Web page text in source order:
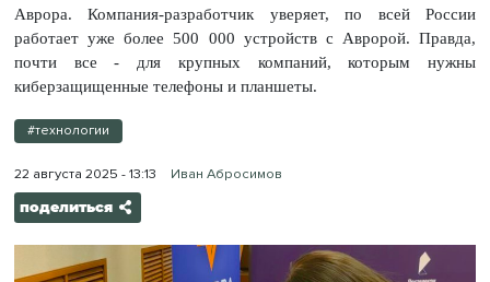
Аврора. Компания-разработчик уверяет, по всей России
работает уже более 500 000 устройств с Авророй. Правда,
почти все - для крупных компаний, которым нужны
киберзащищенные телефоны и планшеты.
#технологии
22 августа 2025 - 13:13 Иван Абросимов
поделиться